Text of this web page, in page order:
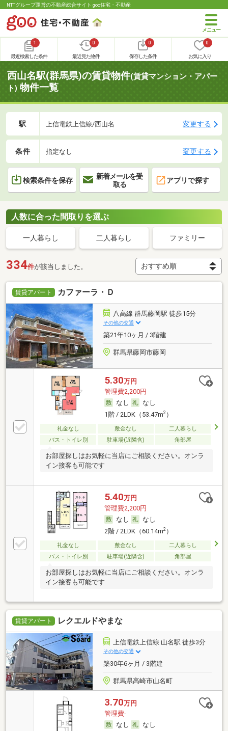
NTTグループ運営の不動産総合サイト goo住宅・不動産
1
最近検索した条件
0
最近見た物件
0
保存した条件
0
お気に入り
西山名駅(群馬県)の賃貸物件(賃貸マンション・アパー
ト) 物件一覧
駅 上信電鉄上信線/西山名 変更する
条件 指定なし 変更する
検索条件を保存
新着メールを受
取る
アプリで探す
人数に合った間取りを選ぶ
一人暮らし 二人暮らし ファミリー
334件が該当しました。
賃貸アパート カファーラ・Ｄ
八高線 群馬藤岡駅 徒歩15分
その他の交通
築21年10ヶ月 / 3階建
群馬県藤岡市藤岡
5.30万円
管理費2,200円
なし
なし
1階 / 2LDK（53.47m2）
礼金なし 敷金なし
二人暮らし
バス・トイレ別
駐車場(近隣含) 角部屋
お部屋探しはお気軽に当店にご相談ください。オンラ
イン接客も可能です
5.40万円
管理費2,200円
なし
なし
2階 / 2LDK（60.14m2）
礼金なし 敷金なし
二人暮らし
バス・トイレ別
駐車場(近隣含) 角部屋
お部屋探しはお気軽に当店にご相談ください。オンラ
イン接客も可能です
賃貸アパート レクエルドやまな
上信電鉄上信線 山名駅 徒歩3分
その他の交通
築30年6ヶ月 / 3階建
群馬県高崎市山名町
3.70万円
管理費-
なし
なし